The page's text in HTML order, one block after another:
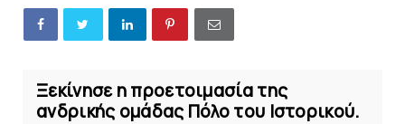
Ξεκίνησε η προετοιμασία της
ανδρικής ομάδας Πόλο του Ιστορικού.